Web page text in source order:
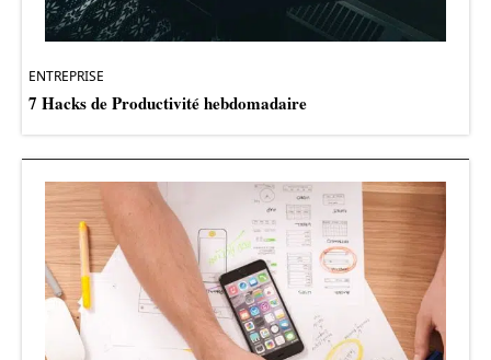
ENTREPRISE
7 Hacks de Productivité hebdomadaire